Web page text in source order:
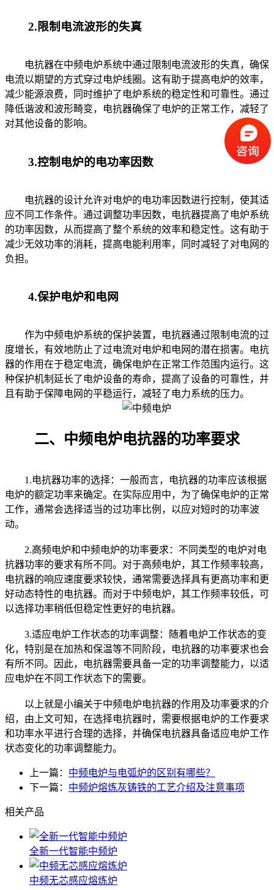
2.限制电流波形的失真
电抗器在中频电炉系统中通过限制电流波形的失真，确保
电流以期望的方式穿过电炉线圈。这有助于提高电炉的效率，
减少能源浪费，同时维护了电炉系统的稳定性和可靠性。通过
降低谐波和波形畸变，电抗器确保了电炉的正常工作，减轻了
对其他设备的影响。
3.控制电炉的电功率因数
电抗器的设计允许对电炉的电功率因数进行控制，使其适
应不同工作条件。通过调整功率因数，电抗器提高了电炉系统
的功率因数，从而提高了整个系统的效率和稳定性。这有助于
减少无效功率的消耗，提高电能利用率，同时减轻了对电网的
负担。
4.保护电炉和电网
作为中频电炉系统的保护装置，电抗器通过限制电流的过
度增长，有效地防止了过电流对电炉和电网的潜在损害。电抗
器的作用在于稳定电流，确保电炉在正常工作范围内运行。这
种保护机制延长了电炉设备的寿命，提高了设备的可靠性，并
且有助于保障电网的平稳运行，减轻了电力系统的压力。
二、中频电炉电抗器的功率要求
1.电抗器功率的选择：一般而言，电抗器的功率应该根据
电炉的额定功率来确定。在实际应用中，为了确保电炉的正常
工作，通常会选择适当的过功率比例，以应对短时的功率波
动。
2.高频电炉和中频电炉的功率要求：不同类型的电炉对电
抗器功率的要求有所不同。对于高频电炉，其工作频率较高，
电抗器的响应速度要求较快，通常需要选择具有更高功率和更
好动态特性的电抗器。而对于中频电炉，其工作频率较低，可
以选择功率稍低但稳定性更好的电抗器。
3.适应电炉工作状态的功率调整：随着电炉工作状态的变
化，特别是在加热和保温等不同阶段，电抗器的功率要求也会
有所不同。因此，电抗器需要具备一定的功率调整能力，以适
应电炉在不同工作状态下的需要。
以上就是小编关于中频电炉电抗器的作用及功率要求的介
绍，由上文可知，在选择电抗器时，需要根据电炉的工作要求
和功率水平进行合理的选择，并确保电抗器具备适应电炉工作
状态变化的功率调整能力。
上一篇： 中频电炉与电弧炉的区别有哪些？
下一篇： 中频炉熔炼灰铸铁的工艺介绍及注意事项
相关产品
全新一代智能中频炉
中频无芯感应熔炼炉